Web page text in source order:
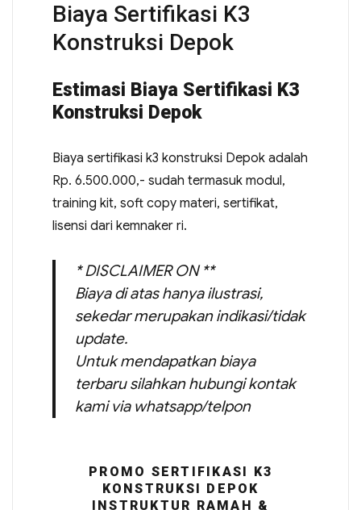
Biaya Sertifikasi K3
Konstruksi Depok
Estimasi Biaya Sertifikasi K3
Konstruksi Depok
Biaya sertifikasi k3 konstruksi Depok adalah
Rp. 6.500.000,- sudah termasuk modul,
training kit, soft copy materi, sertifikat,
lisensi dari kemnaker ri.
* DISCLAIMER ON **
Biaya di atas hanya ilustrasi,
sekedar merupakan indikasi/tidak
update.
Untuk mendapatkan biaya
terbaru silahkan hubungi kontak
kami via whatsapp/telpon
PROMO SERTIFIKASI K3
KONSTRUKSI DEPOK
INSTRUKTUR RAMAH &